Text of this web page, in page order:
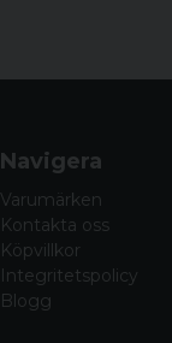
Navigera
Varumärken
Kontakta oss
Köpvillkor
Integritetspolicy
Blogg